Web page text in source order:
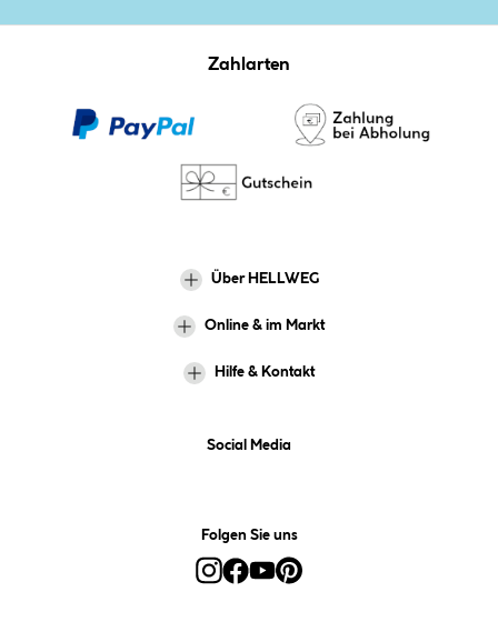
Zahlarten
Über HELLWEG
Online & im Markt
Hilfe & Kontakt
Social Media
Folgen Sie uns